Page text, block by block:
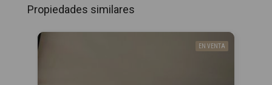
Propiedades similares
EN VENTA